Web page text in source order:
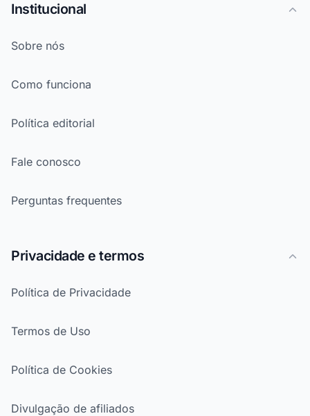
Institucional
Sobre nós
Como funciona
Política editorial
Fale conosco
Perguntas frequentes
Privacidade e termos
Política de Privacidade
Termos de Uso
Política de Cookies
Divulgação de afiliados